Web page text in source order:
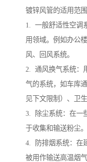
镀锌风管的适用范围
1. 一般舒适性空调
用领域。例如办公
风、回风系统。
2. 通风换气系统：
气的系统，如车库
见下文限制）、卫
3. 除尘系统：在一
于收集和输送粉尘。
4. 防排烟系统：在
被用作输送高温烟